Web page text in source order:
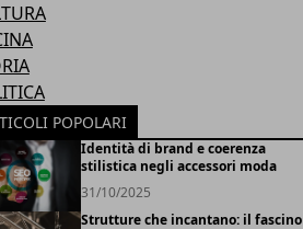
POPOLARI
Identità di brand e coerenza
stilistica negli accessori moda
31/10/2025
Strutture che incantano: il fascino